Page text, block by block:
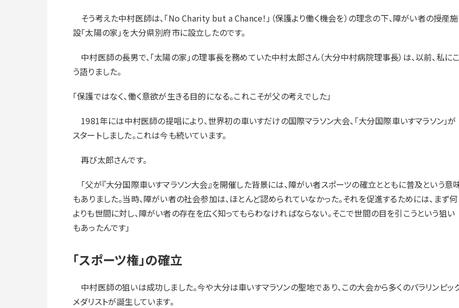
そう考えた中村医師は、「No Charity but a Chance！」（保護より働く機会を）の理念の下、障がい者の授産施
設「太陽の家」を大分県別府市に設立したのです。
中村医師の長男で、「太陽の家」の理事長を務めていた中村太郎さん（大分中村病院理事長）は、以前、私に
う語りました。
「保護ではなく、働く意欲が生きる目的になる。これこそが父の考えでした」
1981年には中村医師の提唱により、世界初の車いすだけの国際マラソン大会、「大分国際車いすマラソン」が
スタートしました。これは今も続いています。
再び太郎さんです。
「父が『大分国際車いすマラソン大会』を開催した背景には、障がい者スポーツの確立とともに普及という意
もありました。当時、障がい者の社会参加は、ほとんど認められていなかった。それを促進するためには、まず何
よりも世間に対し、障がい者の存在を広く知ってもらわなければならない。そこで世間の目を引こうという狙い
もあったんです」
「スポーツ権」の確立
中村医師の狙いは成功しました。今や大分は車いすマラソンの聖地であり、この大会から多くのパラリンピッ
メダリストが誕生しています。